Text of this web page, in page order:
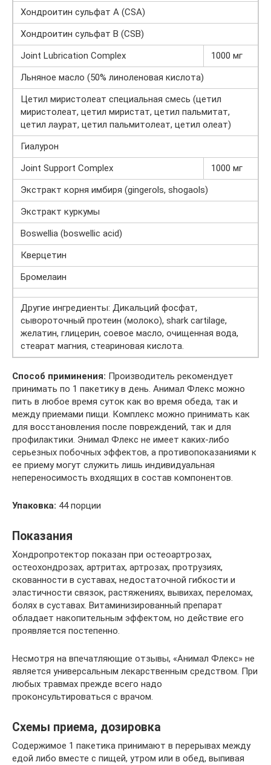
Хондроитин сульфат А (CSA)
Хондроитин сульфат B (CSB)
Joint Lubrication Complex
1000 мг
Льняное масло (50% линоленовая кислота)
Цетил миристолеат специальная смесь (цетил
миристолеат, цетил миристат, цетил пальмитат,
цетил лаурат, цетил пальмитолеат, цетил олеат)
Гиалурон
Joint Support Complex
1000 мг
Экстракт корня имбиря (gingerols, shogaols)
Экстракт куркумы
Boswellia (boswellic acid)
Кверцетин
Бромелаин
Другие ингредиенты: Дикальций фосфат,
сывороточный протеин (молоко), shark cartilage,
желатин, глицерин, соевое масло, очищенная вода,
стеарат магния, стеариновая кислота.
Способ приминения: Производитель рекомендует
принимать по 1 пакетику в день. Анимал Флекс можно
пить в любое время суток как во время обеда, так и
между приемами пищи. Комплекс можно принимать как
для восстановления после повреждений, так и для
профилактики. Энимал Флекс не имеет каких-либо
серьезных побочных эффектов, а противопоказаниями к
ее приему могут служить лишь индивидуальная
непереносимость входящих в состав компонентов.
Упаковка: 44 порции
Показания
Хондропротектор показан при остеоартрозах,
остеохондрозах, артритах, артрозах, протрузиях,
скованности в суставах, недостаточной гибкости и
эластичности связок, растяжениях, вывихах, переломах,
болях в суставах. Витаминизированный препарат
обладает накопительным эффектом, но действие его
проявляется постепенно.
Несмотря на впечатляющие отзывы, «Анимал Флекс» не
является универсальным лекарственным средством. При
любых травмах прежде всего надо
проконсультироваться с врачом.
Схемы приема, дозировка
Содержимое 1 пакетика принимают в перерывах между
едой либо вместе с пищей, утром или в обед, выпивая